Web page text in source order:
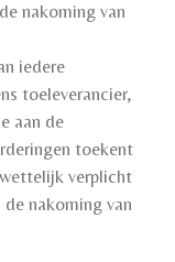
nakoming van
iedere
toeleverancier,
aan de
toekent
verplicht
nakoming van